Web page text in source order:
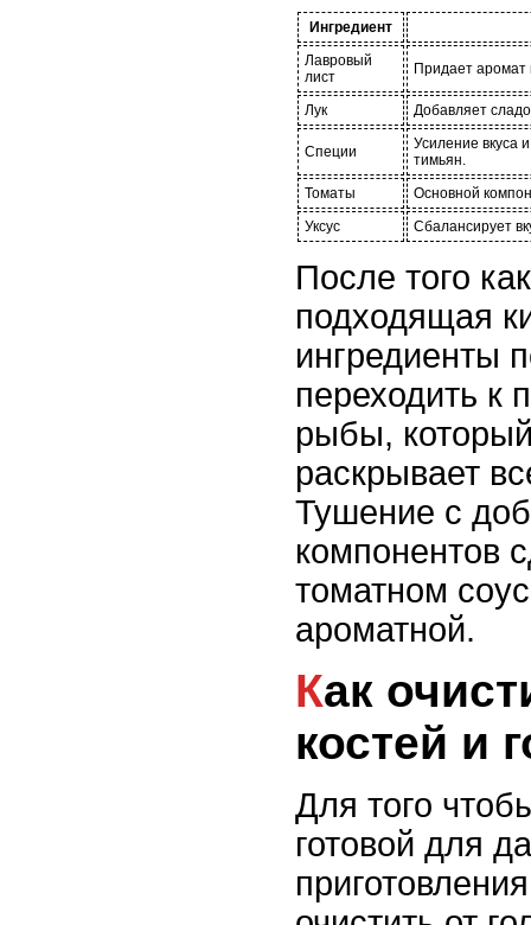
Ингредиент
Лавровый
лист
Придает аромат
Лук Добавляет
Специи
Усиление вкуса
тимьян.
Томаты
Основной
Уксус
Сбалансирует
После того
подходящая
ингредиенты
переходить к
рыбы,
раскрывает
Тушение с
компонентов
томатном
ароматной.
Как очистить кильку от
костей и
Для того
готовой для